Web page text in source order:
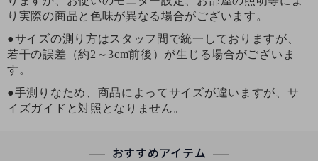
り実際の商品と色味が異なる場合がございます。
●サイズの測り方はスタッフ間で統一しておりますが、
若干の誤差（約2～3cm前後）が生じる場合がございま
す。
●手測りなため、商品によってサイズが違いますが、サ
イズガイドと対照となりません。
おすすめアイテム